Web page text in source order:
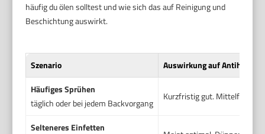
häufig du ölen solltest und wie sich das auf Reinigung und
Beschichtung auswirkt.
Szenario
Auswirkung auf Antihaft
Häufiges Sprühen
täglich oder bei jedem Backvorgang
Kurzfristig gut. Mittelfristig
Selteneres Einfetten